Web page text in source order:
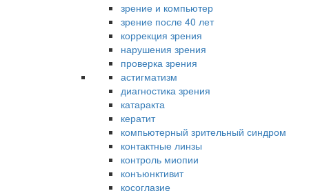
зрение и компьютер
зрение после 40 лет
коррекция зрения
нарушения зрения
проверка зрения
астигматизм
диагностика зрения
катаракта
кератит
компьютерный зрительный синдром
контактные линзы
контроль миопии
конъюнктивит
косоглазие